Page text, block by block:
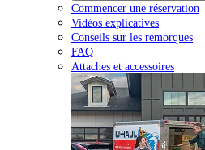
Commencer une réservation
Vidéos explicatives
Conseils sur les remorques
FAQ
Attaches et accessoires